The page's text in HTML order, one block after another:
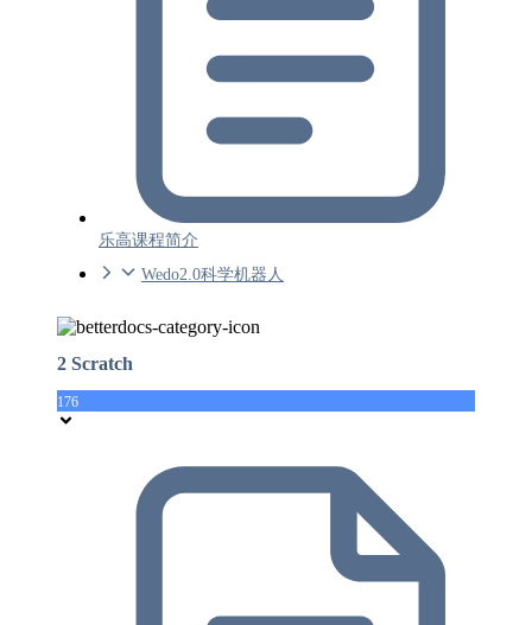
乐高课程简介
Wedo2.0科学机器人
2 Scratch
176